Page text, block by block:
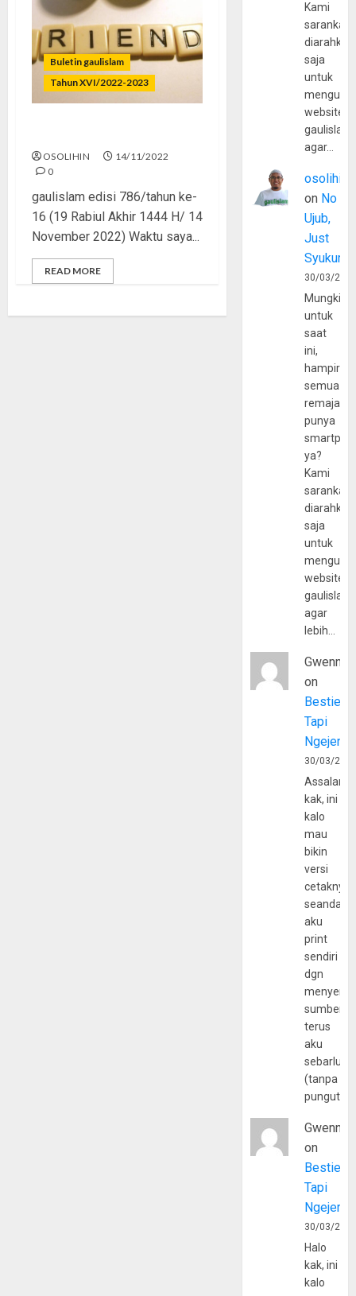
Buletin gaulislam
Tahun XVI/2022-2023
OSOLIHIN
14/11/2022
0
gaulislam edisi 786/tahun ke-
16 (19 Rabiul Akhir 1444 H/ 14
November 2022) Waktu saya...
READ MORE
Kami
sarankan,
diarahkan
saja
untuk
website
agar…
osolihin
on No
Ujub,
Just
Syukur
30/03/
Mungkin
untuk
saat
ini,
hampir
semua
remaja
punya
ya?
Kami
sarankan,
diarahkan
saja
untuk
website
agar
lebih…
Gwenny
on
Bestie
Tapi
30/03/
kak, ini
kalo
mau
bikin
versi
cetaknya
aku
print
sendiri
dgn
sumber
terus
aku
(tanpa
Gwenny
on
Bestie
Tapi
30/03/
Halo
kak, ini
kalo